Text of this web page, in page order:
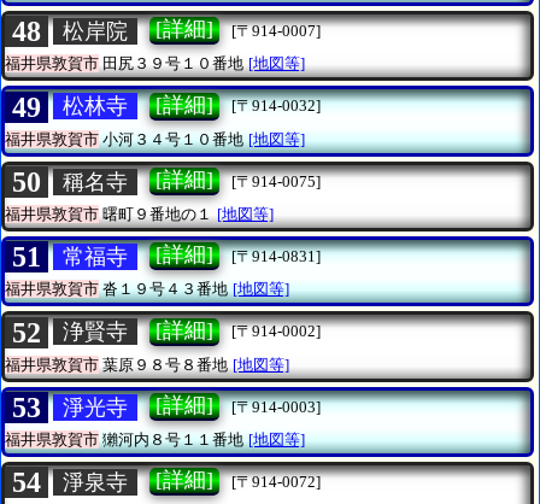
48 松岸院 [詳細]
[〒914-0007]
福井県敦賀市田尻３９号１０番地 [地図等]
49 松林寺 [詳細]
[〒914-0032]
福井県敦賀市小河３４号１０番地 [地図等]
50 稱名寺 [詳細]
[〒914-0075]
福井県敦賀市曙町９番地の１ [地図等]
51 常福寺 [詳細]
[〒914-0831]
福井県敦賀市沓１９号４３番地 [地図等]
52 浄賢寺 [詳細]
[〒914-0002]
福井県敦賀市 葉原９８号８番地 [地図等]
53 淨光寺 [詳細]
[〒914-0003]
福井県敦賀市獺河内８号１１番地 [地図等]
54 淨泉寺 [詳細]
[〒914-0072]